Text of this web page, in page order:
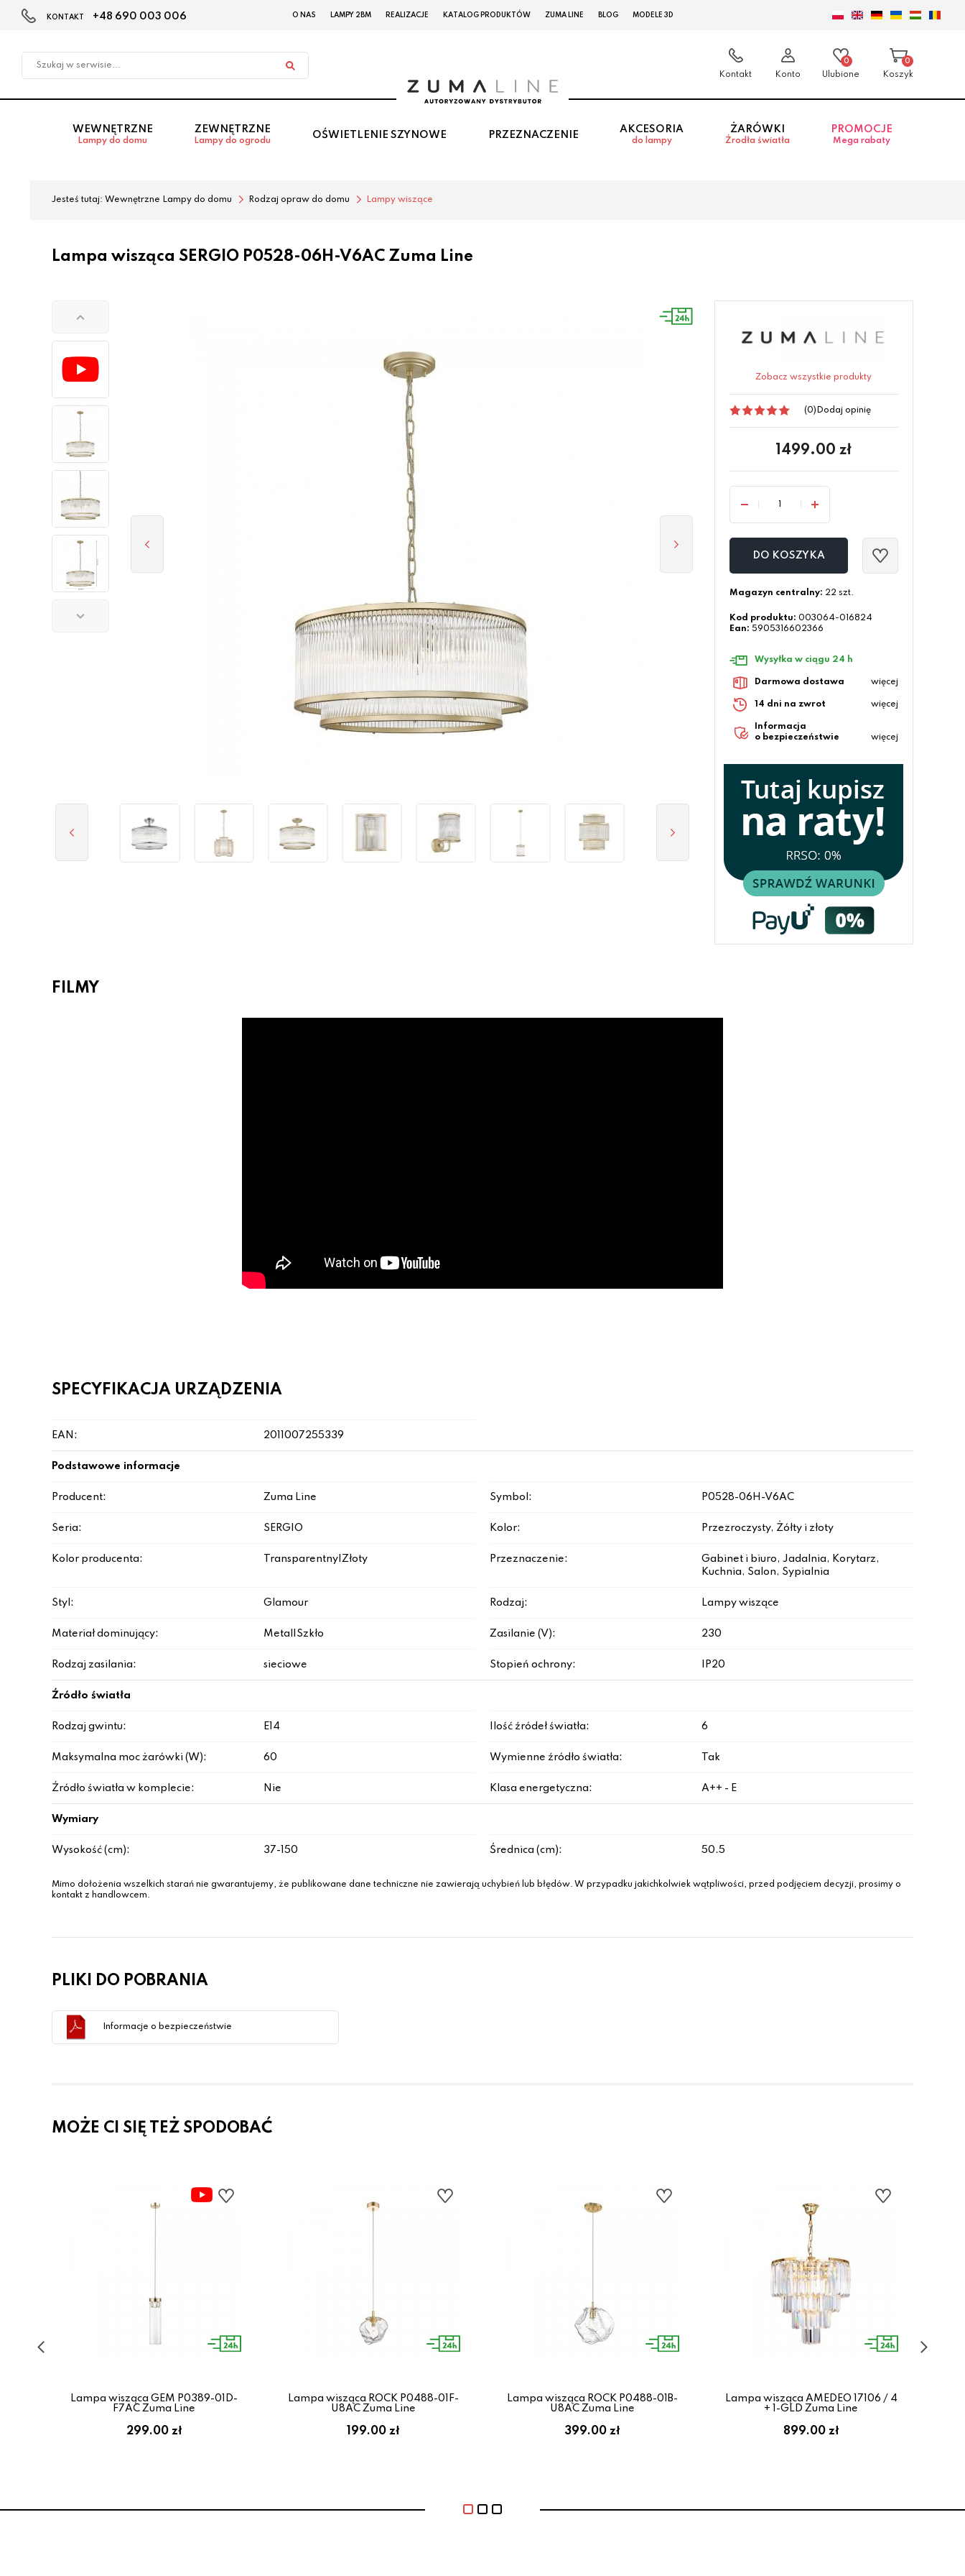
w
KONTAKT +48 690 003 006 O NAS LAMPY 2BM REALIZACJE KATALOG PRODUKTÓW ZUMA LINE BLOG MODELE 3D
Kontakt Konto
0
Ulubione
0
Koszyk
WEWNĘTRZNE
Lampy do domu
ZEWNĘTRZNE
Lampy do ogrodu
OŚWIETLENIE SZYNOWE PRZEZNACZENIE
AKCESORIA
do lampy
ŻARÓWKI
Źrodła światła
PROMOCJE
Mega rabaty
Jesteś tutaj: Wewnętrzne Lampy do domu Rodzaj opraw do domu Lampy wiszące
Lampa wisząca SERGIO P0528-06H-V6AC Zuma Line
Zobacz wszystkie produkty
(0) Dodaj opinię
1499.00 zł
DO KOSZYKA
Magazyn centralny: 22 szt.
Kod produktu: 003064-016824
Ean: 5905316602366
Wysyłka w ciągu 24 h
Darmowa dostawa więcej
14 dni na zwrot więcej
Informacja
o bezpieczeństwie
więcej
FILMY
SPECYFIKACJA URZĄDZENIA
EAN: 2011007255339
Podstawowe informacje
Producent: Zuma Line Symbol: P0528-06H-V6AC
Seria: SERGIO Kolor: Przezroczysty, Żółty i złoty
Kolor producenta: Transparentny|Złoty Przeznaczenie:
Gabinet i biuro, Jadalnia, Korytarz,
Kuchnia, Salon, Sypialnia
Styl: Glamour Rodzaj: Lampy wiszące
Materiał dominujący: Metal|Szkło Zasilanie (V): 230
Rodzaj zasilania: sieciowe Stopień ochrony: IP20
Źródło światła
Rodzaj gwintu: E14 Ilość źródeł światła: 6
Maksymalna moc żarówki (W): 60 Wymienne źródło światła: Tak
Źródło światła w komplecie: Nie Klasa energetyczna: A++ - E
Wymiary
Wysokość (cm): 37-150 Średnica (cm): 50.5
Mimo dołożenia wszelkich starań nie gwarantujemy, że publikowane dane techniczne nie zawierają uchybień lub błędów. W przypadku jakichkolwiek wątpliwości, przed podjęciem decyzji, prosimy o
kontakt z handlowcem.
PLIKI DO POBRANIA
Informacje o bezpieczeństwie
MOŻE CI SIĘ TEŻ SPODOBAĆ
Lampa wisząca GEM P0389-01D-
F7AC Zuma Line
299.00 zł
Lampa wisząca ROCK P0488-01F-
U8AC Zuma Line
199.00 zł
Lampa wisząca ROCK P0488-01B-
U8AC Zuma Line
399.00 zł
Lampa wisząca AMEDEO 17106 / 4
+ 1-GLD Zuma Line
899.00 zł